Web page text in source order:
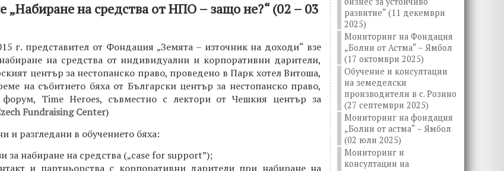
„Набиране на средства от НПО – защо не?“ (02 – 03
г. представител от Фондация „Земята – източник на доходи“ взе
на средства от индивидуални и корпоративни дарители,
център за нестопанско право, проведено в Парк хотел Витоша,
на събитието бяха от Български център за нестопанско право,
форум, Time Heroes, съвместно с лектори от Чешкия център за
Fundraising Center)
и разгледани в обучението бяха:
за набиране на средства („case for support”);
и партньорства с корпоративни дарители при набиране на
развитие“ (11 декември
2025)
Мониторинг на Фондация
„Болни от Астма“ – Ямбол
(17 октомври 2025)
Обучение и консултации
на земеделски
производители в с. Розино
(27 септември 2025)
Мониторинг на фондация
„Болни от астма“ – Ямбол
(02 юли 2025)
Мониторинг и
консултации на